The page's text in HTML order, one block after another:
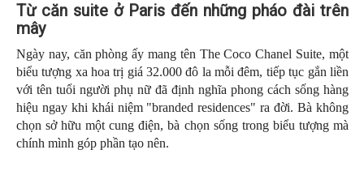
Từ căn suite ở Paris đến những pháo đài trên
mây
Ngày nay, căn phòng ấy mang tên The Coco Chanel Suite, một
biểu tượng xa hoa trị giá 32.000 đô la mỗi đêm, tiếp tục gắn liền
với tên tuổi người phụ nữ đã định nghĩa phong cách sống hàng
hiệu ngay khi khái niệm "branded residences" ra đời. Bà không
chọn sở hữu một cung điện, bà chọn sống trong biểu tượng mà
chính mình góp phần tạo nên.